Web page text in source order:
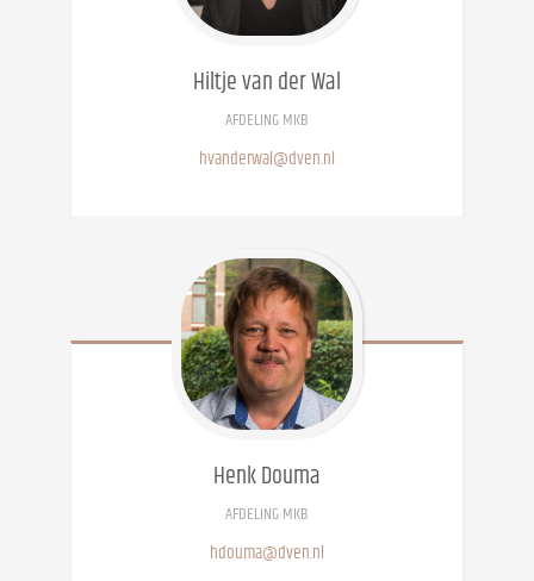
Hiltjevan der Wal
AFDELING MKB
hvanderwal@dven.nl
HenkDouma
AFDELING MKB
hdouma@dven.nl